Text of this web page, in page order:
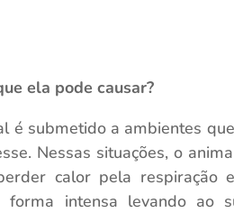
ela pode causar?
é submetido a ambientes
Nessas situações, o
calor pela respiração
intensa levando ao